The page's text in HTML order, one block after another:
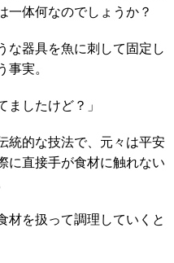
一体何なのでしょうか？
な器具を魚に刺して固定し
事実。
ましたけど？」
統的な技法で、元々は平安
に直接手が食材に触れない
材を扱って調理していくと